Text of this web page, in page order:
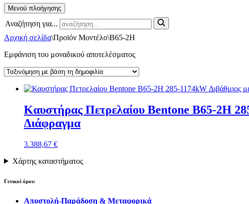
Μενού πλοήγησης
Αναζήτηση για...
Αρχική σελίδα\Προϊόν Μοντέλο\B65-2H
Εμφάνιση του μοναδικού αποτελέσματος
Καυστήρας Πετρελαίου Bentone B65-2H
Διάφραγμα
3.388,67 €
Χάρτης καταστήματος
Γενικοί όροι:
Αποστολή-Παράδοση & Μεταφορικά